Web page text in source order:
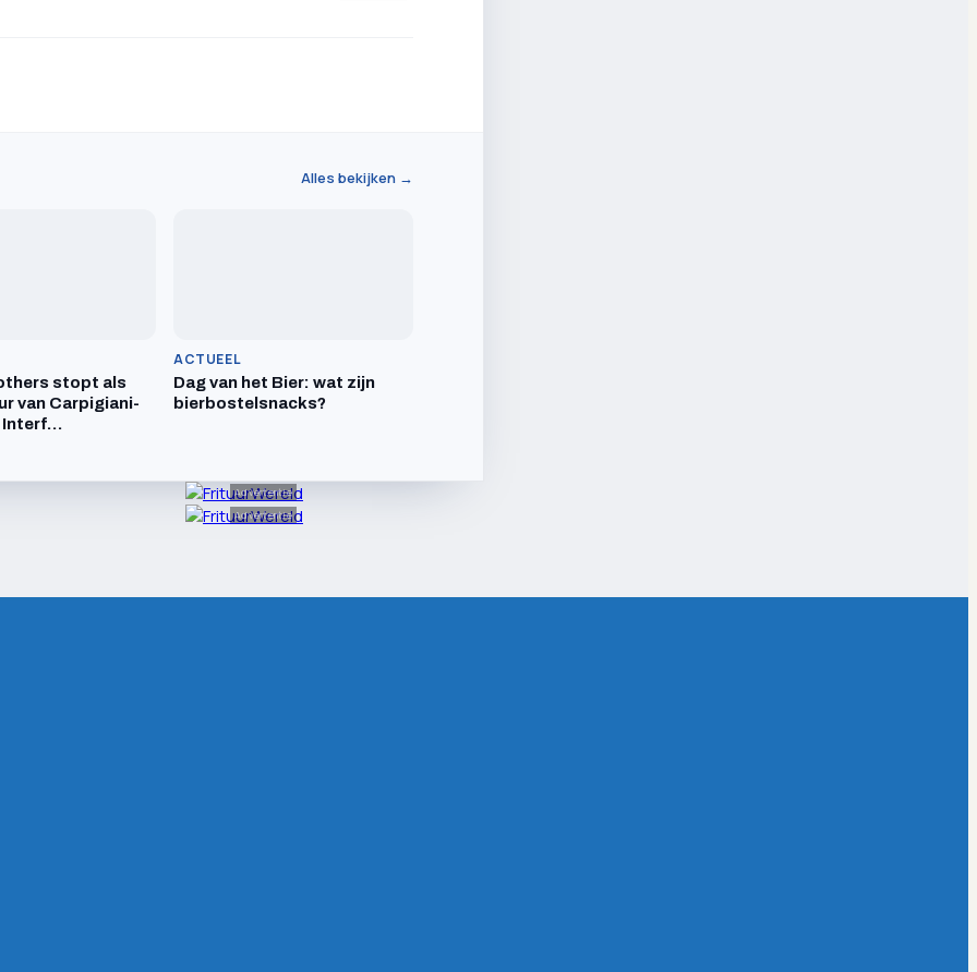
Alles bekijken →
stopt als
van Carpigiani-
Interf…
ACTUEEL
Dag van het Bier: wat zijn
bierbostelsnacks?
Advertentie
Advertentie